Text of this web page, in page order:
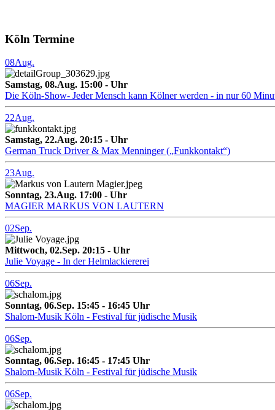
Köln Termine
08Aug.
Samstag, 08.Aug. 15:00 - Uhr
Die Köln-Show- Jeder Mensch kann Kölner werden - in nur 60
22Aug.
Samstag, 22.Aug. 20:15 - Uhr
German Truck Driver & Max Menninger („Funkkontakt“)
23Aug.
Sonntag, 23.Aug. 17:00 - Uhr
MAGIER MARKUS VON LAUTERN
02Sep.
Mittwoch, 02.Sep. 20:15 - Uhr
Julie Voyage - In der Helmlackiererei
06Sep.
Sonntag, 06.Sep. 15:45 - 16:45 Uhr
Shalom-Musik Köln - Festival für jüdische Musik
06Sep.
Sonntag, 06.Sep. 16:45 - 17:45 Uhr
Shalom-Musik Köln - Festival für jüdische Musik
06Sep.